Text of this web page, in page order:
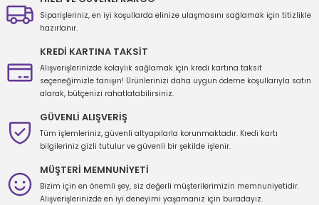
Siparişleriniz, en iyi koşullarda elinize ulaşmasını sağlamak için titizlikle
hazırlanır.
KREDİ KARTINA TAKSİT
Alışverişlerinizde kolaylık sağlamak için kredi kartına taksit
seçeneğimizle tanışın! Ürünlerinizi daha uygun ödeme koşullarıyla satın
alarak, bütçenizi rahatlatabilirsiniz.
GÜVENLİ ALIŞVERİŞ
Tüm işlemleriniz, güvenli altyapılarla korunmaktadır. Kredi kartı
bilgileriniz gizli tutulur ve güvenli bir şekilde işlenir.
MÜŞTERİ MEMNUNİYETİ
Bizim için en önemli şey, siz değerli müşterilerimizin memnuniyetidir.
Alışverişlerinizde en iyi deneyimi yaşamanız için buradayız.